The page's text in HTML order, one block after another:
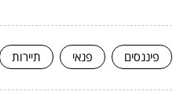
פיננסים פנאי תיירות